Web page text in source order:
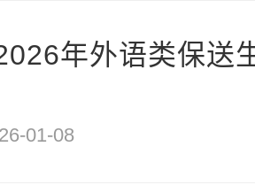
年外语类保送
01-08